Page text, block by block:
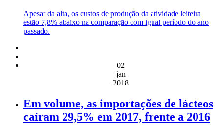
Apesar da alta, os custos de produção da atividade leiteira
estão 7,8% abaixo na comparação com igual período do ano
passado.
02
jan
2018
Em volume, as importações de lácteos
caíram 29,5% em 2017, frente a 2016